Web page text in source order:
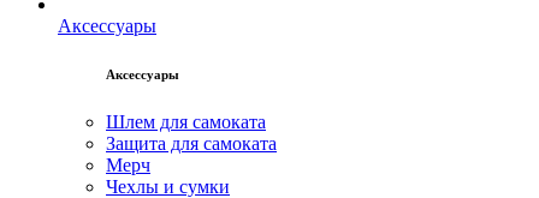
Аксессуары
Аксессуары
Шлем для самоката
Защита для самоката
Мерч
Чехлы и сумки